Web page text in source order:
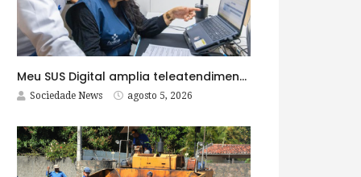
Meu SUS Digital amplia teleatendimentos para pessoas com problemas com jogos e apostas
Sociedade News agosto 5, 2026